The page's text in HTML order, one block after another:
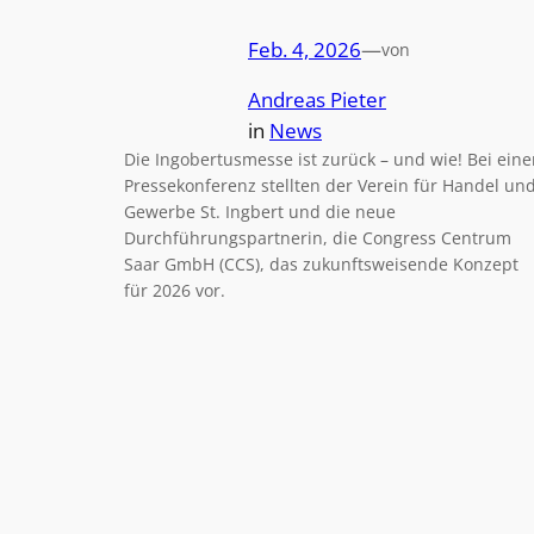
Feb. 4, 2026—von
Andreas Pieter
in News
Die Ingobertusmesse ist zurück – und wie! Bei
Pressekonferenz stellten der Verein für Handel
Gewerbe St. Ingbert und die neue
Durchführungspartnerin, die Congress Centrum
Saar GmbH (CCS), das zukunftsweisende Konzept
für 2026 vor.